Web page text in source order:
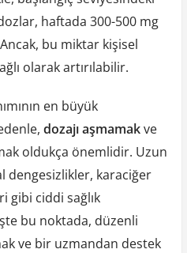
haftada 300-500 mg
bu miktar kişisel
olarak artırılabilir.
en büyük
dozajı aşmamakve
oldukça önemlidir. Uzun
dengesizlikler, karaciğer
gibi ciddi sağlık
bu noktada, düzenli
ve bir uzmandan destek